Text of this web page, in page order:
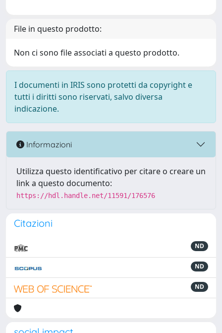
File in questo prodotto:
Non ci sono file associati a questo prodotto.
I documenti in IRIS sono protetti da copyright e
tutti i diritti sono riservati, salvo diversa
indicazione.
Informazioni
Utilizza questo identificativo per citare o creare un
link a questo documento:
https://hdl.handle.net/11591/176576
Citazioni
ND
ND
ND